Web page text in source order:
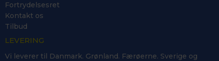
Fortrydelsesret
Kontakt os
Tilbud
LEVERING
Vi leverer til Danmark. Grønland. Færøerne. Sverige og